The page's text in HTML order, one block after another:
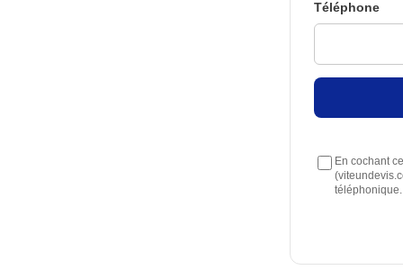
Téléphone
En cochant
téléphonique.